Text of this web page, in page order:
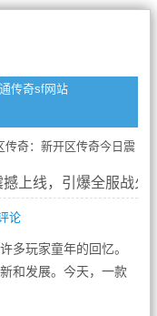
传奇sf网站
奇：新开区传奇今日震
上线，引爆全服战火
论
多玩家童年的回忆。
和发展。今天，一款